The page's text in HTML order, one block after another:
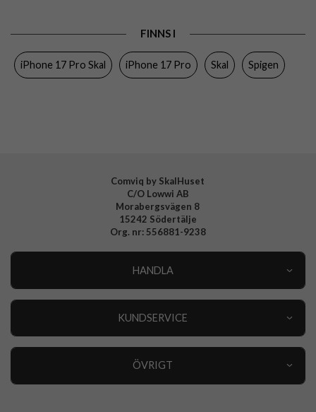
Färg Orange
FINNS I
iPhone 17 Pro Skal iPhone 17 Pro Skal Spigen
Comviq by SkalHuset
C/O Lowwi AB
Morabergsvägen 8
15242 Södertälje
Org. nr: 556881-9238
HANDLA
KUNDSERVICE
ÖVRIGT